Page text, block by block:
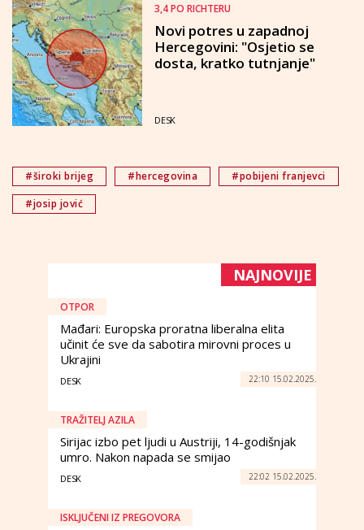
3,4 PO RICHTERU
Novi potres u zapadnoj
Hercegovini: "Osjetio se
dosta, kratko tutnjanje"
DESK
#široki brijeg #hercegovina
#pobijeni franjevci
#josip jović
NAJNOVIJE
OTPOR
Mađari: Europska proratna liberalna elita
učinit će sve da sabotira mirovni proces u
Ukrajini
DESK 22:10 15.02.2025.
TRAŽITELJ AZILA
Sirijac izbo pet ljudi u Austriji, 14-godišnjak
umro. Nakon napada se smijao
DESK 22:02 15.02.2025.
ISKLJUČENI IZ PREGOVORA